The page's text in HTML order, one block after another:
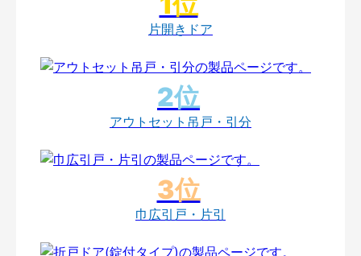
片開きドア
アウトセット吊戸・引分
巾広引戸・片引